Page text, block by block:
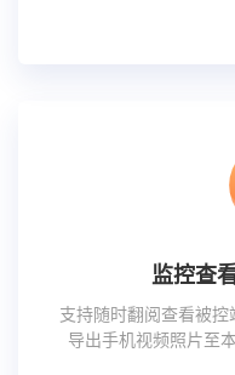
监控查
支持随时翻阅查看被
导出手机视频照片至